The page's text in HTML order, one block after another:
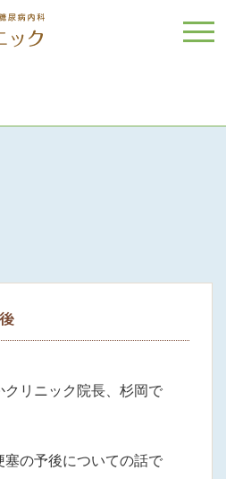
クリニック院長、杉岡で
の予後についての話で